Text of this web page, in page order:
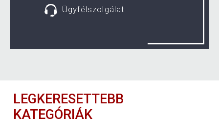
Ügyfélszolgálat
LEGKERESETTEBB
KATEGÓRIÁK